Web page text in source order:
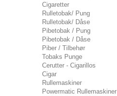
Cigaretter
Rulletobak/ Pung
Rulletobak/ Dåse
Pibetobak / Pung
Pibetobak / Dåse
Piber / Tilbehør
Tobaks Punge
Cerutter - Cigarillos
Cigar
Rullemaskiner
Powermatic Rullemaskiner